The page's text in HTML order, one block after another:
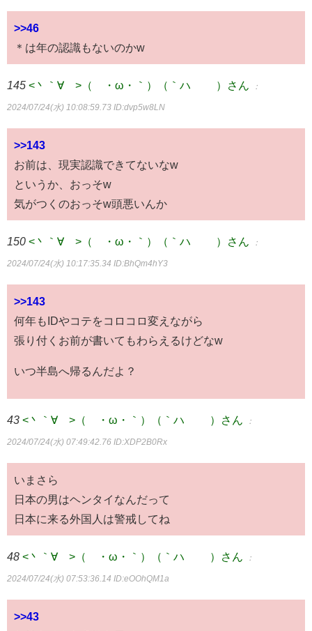
>>46
＊は年の認識もないのかw
145 <丶｀∀´>（´・ω・｀）（｀ハ´ ）さん ：
2024/07/24(水) 10:08:59.73 ID:dvp5w8LN
>>143
お前は、現実認識できてないなw
というか、おっそw
気がつくのおっそw頭悪いんか
150 <丶｀∀´>（´・ω・｀）（｀ハ´ ）さん ：
2024/07/24(水) 10:17:35.34 ID:BhQm4hY3
>>143
何年もIDやコテをコロコロ変えながら
張り付くお前が書いてもわらえるけどなw
いつ半島へ帰るんだよ？
43 <丶｀∀´>（´・ω・｀）（｀ハ´ ）さん ：
2024/07/24(水) 07:49:42.76 ID:XDP2B0Rx
いまさら
日本の男はヘンタイなんだって
日本に来る外国人は警戒してね
48 <丶｀∀´>（´・ω・｀）（｀ハ´ ）さん ：
2024/07/24(水) 07:53:36.14 ID:eOOhQM1a
>>43